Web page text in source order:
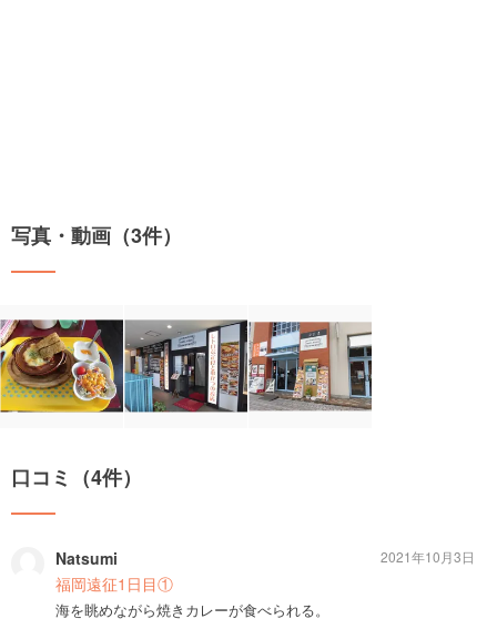
写真・動画（3件）
口コミ（4件）
Natsumi
福岡遠征1日目①
海を眺めながら焼きカレーが食べられる。
2021年10月3日